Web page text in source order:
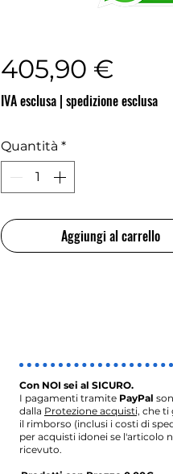
405,90 €
IVA esclusa| spedizione esclusa
Quantità *
Aggiungi al carrello
Con NOI sei al SICURO.
I pagamenti tramite PayPal
dalla Protezione acquisti, che ti
il rimborso (inclusi i costi di
per acquisti idonei se l'articolo
ricevuto.